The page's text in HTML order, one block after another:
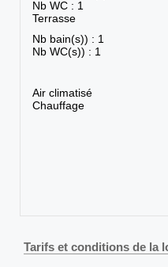
Nb WC : 1
Terrasse
Nb bain(s)) : 1
Nb WC(s)) : 1
Air climatisé
Chauffage
Tarifs et conditions de la